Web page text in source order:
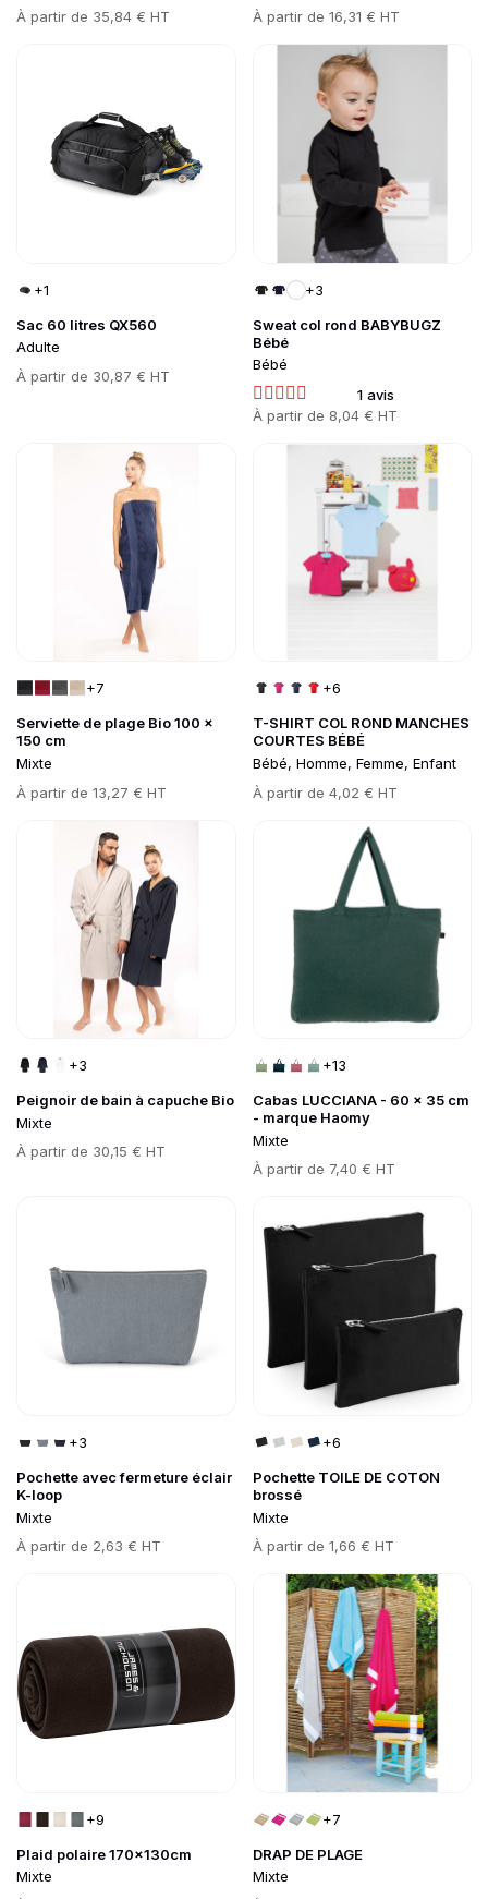
Prix
À partir de 35,84 € HT Prix
À partir de 16,31 € HT
Sac 60 litres QX560
Adulte
Prix
À partir de 30,87 € HT
+1
Sweat col rond BABYBUGZ
Bébé
Bébé
1 avis
Prix
À partir de 8,04 € HT
+3
Go to product page
Serviette de plage Bio 100 x
150 cm
Mixte
Prix
À partir de 13,27 € HT
+7
Go to product page
T-SHIRT COL ROND MANCHES
COURTES BÉBÉ
Bébé, Homme, Femme, Enfant
Prix
À partir de 4,02 € HT
+6
Go to product page
Peignoir de bain à capuche Bio
Mixte
Prix
À partir de 30,15 € HT
+3
Go to product page
Cabas LUCCIANA - 60 x 35 cm
- marque Haomy
Mixte
Prix
À partir de 7,40 € HT
+13
Go to product page
Pochette avec fermeture éclair
K-loop
Mixte
Prix
À partir de 2,63 € HT
+3
Pochette TOILE DE COTON
brossé
Mixte
Prix
À partir de 1,66 € HT
+6
Go to product page
Plaid polaire 170x130cm
Mixte
+9
DRAP DE PLAGE
Mixte
+7
Go to product page